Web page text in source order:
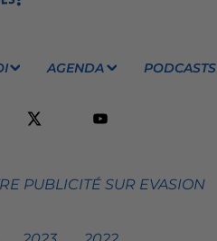
AGENDA PODCASTS
PUBLICITÉ SUR EVASION